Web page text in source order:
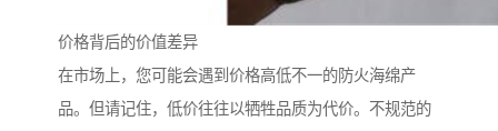
价格背后的价值差异
在市场上，您可能会遇到价格高低不一的防火海绵产
品。但请记住，低价往往以牺牲品质为代价。不规范的